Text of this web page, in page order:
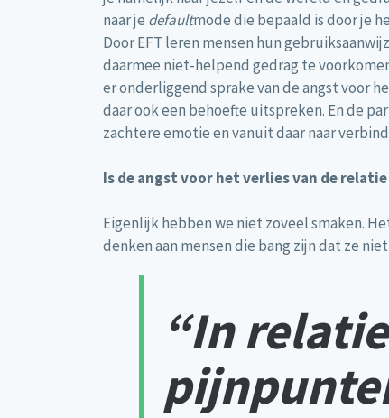
naar je defaultmode die bepaald is door je
Door EFT leren mensen hun
daarmee niet-helpend gedrag te
er onderliggend sprake van de angst voor
daar ook een behoefte uitspreken. En de
zachtere emotie en vanuit daar naar
Is de angst voor het verlies van de
Eigenlijk hebben we niet zoveel smaken.
denken aan mensen die bang zijn dat ze
“In